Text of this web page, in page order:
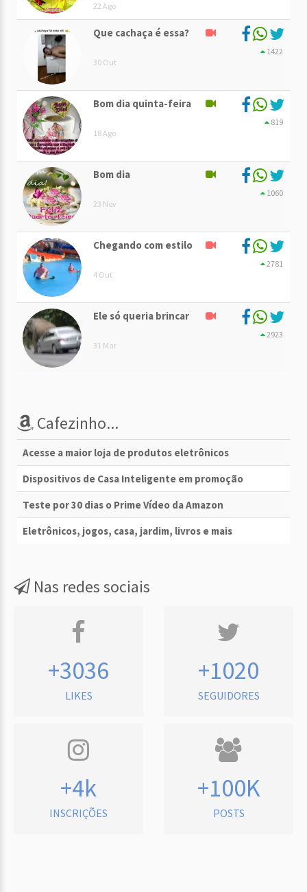
22 Ago
Que cachaça é essa?
30 Out
1422
Bom dia quinta-feira
18 Ago
819
Bom dia
23 Nov
1060
Chegando com estilo
4 Out
2781
Ele só queria brincar
31 Mar
2923
Cafezinho...
Acesse a maior loja de produtos eletrônicos
Dispositivos de Casa Inteligente em promoção
Teste por 30 dias o Prime Vídeo da Amazon
Eletrônicos, jogos, casa, jardim, livros e mais
Nas redes sociais
+3036
LIKES
+1020
SEGUIDORES
+4k
INSCRIÇÕES
+100K
POSTS